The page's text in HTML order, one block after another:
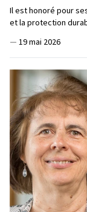
Il est honoré pour
et la protection
— 19 mai 2026